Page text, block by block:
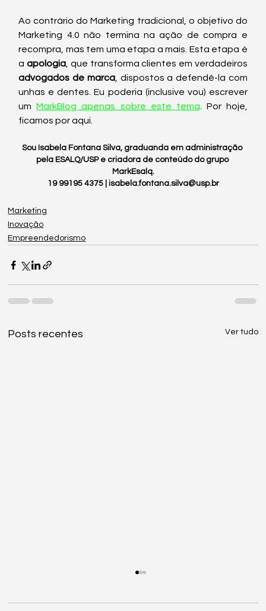
Ao contrário do Marketing tradicional, o objetivo do
Marketing 4.0 não termina na ação de compra e
recompra, mas tem uma etapa a mais. Esta etapa é
a apologia
advogados de marca, dispostos a defendê-la com
unhas e dentes. Eu poderia (inclusive vou) escrever
um MarkBlog apenas sobre este tema. Por hoje,
ficamos por aqui.
Sou Isabela Fontana Silva, graduanda em administração
pela ESALQ/USP e criadora de conteúdo do grupo
MarkEsalq.
19 99195 4375 | isabela.fontana.silva@usp.br
Marketing
Inovação
Empreendedorismo
Posts recentes Ver tudo